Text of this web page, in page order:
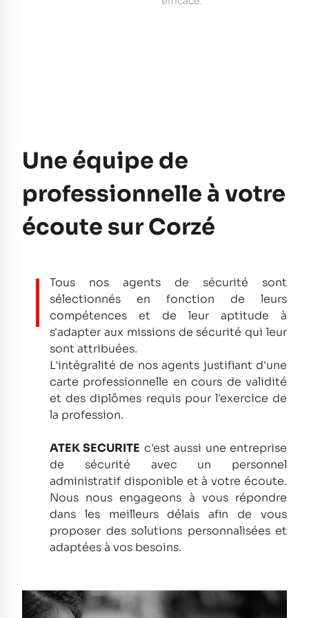
Une équipe de
professionnelle à votre
écoute sur Corzé
Tous nos agents de sécurité sont
sélectionnés en fonction de leurs
compétences et de leur aptitude à
s'adapter aux missions de sécurité qui leur
sont attribuées.
L'intégralité de nos agents justifiant d'une
carte professionnelle en cours de validité
et des diplômes requis pour l'exercice de
la profession.
ATEK SECURITE c'est aussi une entreprise
de sécurité avec un personnel
administratif disponible et à votre écoute.
Nous nous engageons à vous répondre
dans les meilleurs délais afin de vous
proposer des solutions personnalisées et
adaptées à vos besoins.